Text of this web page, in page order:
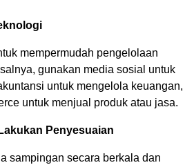
mempermudah pengelolaan
gunakan media sosial untuk
untuk mengelola keuangan,
untuk menjual produk atau jasa.
Penyesuaian
sampingan secara berkala dan